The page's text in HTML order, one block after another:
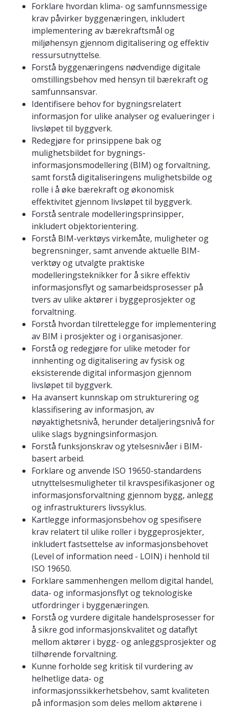
Forklare hvordan klima- og samfunnsmessige
krav påvirker byggenæringen, inkludert
implementering av bærekraftsmål og
miljøhensyn gjennom digitalisering og effektiv
ressursutnyttelse.
Forstå byggenæringens nødvendige digitale
omstillingsbehov med hensyn til bærekraft og
samfunnsansvar.
Identifisere behov for bygningsrelatert
informasjon for ulike analyser og evalueringer i
livsløpet til byggverk.
Redegjøre for prinsippene bak og
mulighetsbildet for bygnings-
informasjonsmodellering (BIM) og forvaltning,
samt forstå digitaliseringens mulighetsbilde og
rolle i å øke bærekraft og økonomisk
effektivitet gjennom livsløpet til byggverk.
Forstå sentrale modelleringsprinsipper,
inkludert objektorientering.
Forstå BIM-verktøys virkemåte, muligheter og
begrensninger, samt anvende aktuelle BIM-
verktøy og utvalgte praktiske
modelleringsteknikker for å sikre effektiv
informasjonsflyt og samarbeidsprosesser på
tvers av ulike aktører i byggeprosjekter og
forvaltning.
Forstå hvordan tilrettelegge for implementering
av BIM i prosjekter og i organisasjoner.
Forstå og redegjøre for ulike metoder for
innhenting og digitalisering av fysisk og
eksisterende digital informasjon gjennom
livsløpet til byggverk.
Ha avansert kunnskap om strukturering og
klassifisering av informasjon, av
nøyaktighetsnivå, herunder detaljeringsnivå for
ulike slags bygningsinformasjon.
Forstå funksjonskrav og ytelsesnivåer i BIM-
basert arbeid.
Forklare og anvende ISO 19650-standardens
utnyttelsesmuligheter til kravspesifikasjoner og
informasjonsforvaltning gjennom bygg, anlegg
og infrastrukturers livssyklus.
Kartlegge informasjonsbehov og spesifisere
krav relatert til ulike roller i byggeprosjekter,
inkludert fastsettelse av informasjonsbehovet
(Level of information need - LOIN) i henhold til
ISO 19650.
Forklare sammenhengen mellom digital handel,
data- og informasjonsflyt og teknologiske
utfordringer i byggenæringen.
Forstå og vurdere digitale handelsprosesser for
å sikre god informasjonskvalitet og dataflyt
mellom aktører i bygg- og anleggsprosjekter og
tilhørende forvaltning.
Kunne forholde seg kritisk til vurdering av
helhetlige data- og
informasjonssikkerhetsbehov, samt kvaliteten
på informasjon som deles mellom aktørene i